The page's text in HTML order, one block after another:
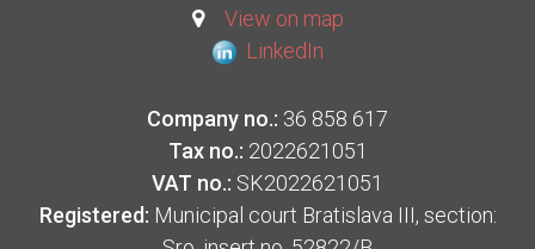
View on map
LinkedIn
Company no.: 36 858 617
Tax no.: 2022621051
VAT no.: SK2022621051
Registered: Municipal court Bratislava III, section: